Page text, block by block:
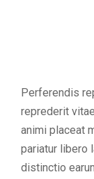
Perferendis
reprederit
animi placeat
pariatur libero
distinctio